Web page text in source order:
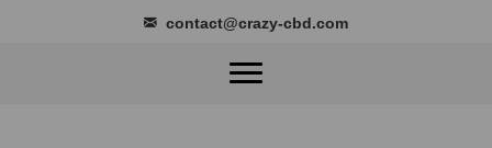
contact@crazy-cbd.com